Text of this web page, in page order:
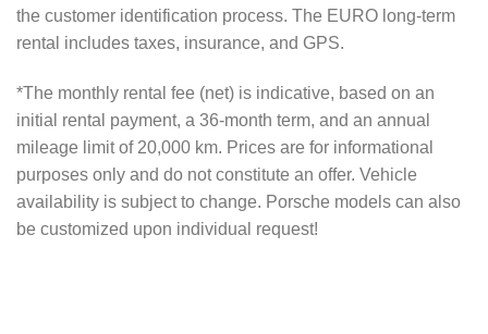
the customer identification process. The EURO long-term
rental includes taxes, insurance, and GPS.
*The monthly rental fee (net) is indicative, based on an
initial rental payment, a 36-month term, and an annual
mileage limit of 20,000 km. Prices are for informational
purposes only and do not constitute an offer. Vehicle
availability is subject to change. Porsche models can also
be customized upon individual request!